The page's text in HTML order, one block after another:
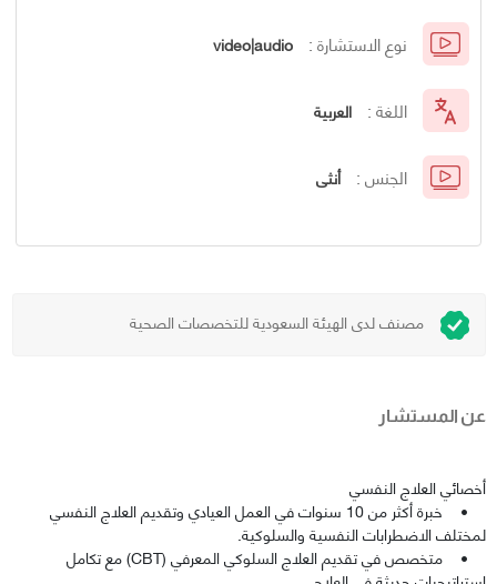
نوع الاستشارة : video|audio
اللغة : العربية
الجنس : أنثى
مصنف لدى الهيئة السعودية للتخصصات الصحية
عن المستشار
أخصائي العلاج النفسي
• خبرة أكثر من 10 سنوات في العمل العيادي وتقديم العلاج النفسي
لمختلف الاضطرابات النفسية والسلوكية.
• متخصص في تقديم العلاج السلوكي المعرفي (CBT) مع تكامل